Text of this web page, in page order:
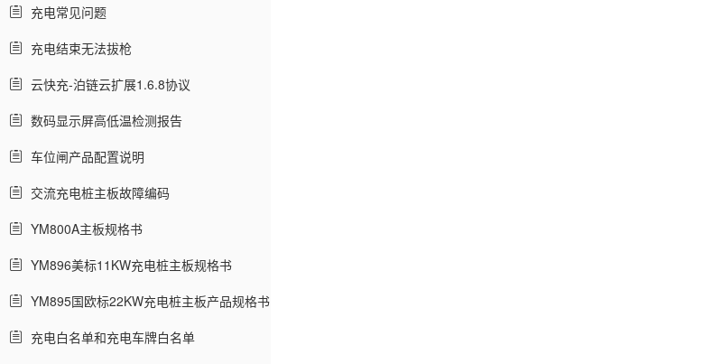
充电常见问题
充电结束无法拔枪
云快充-泊链云扩展1.6.8协议
数码显示屏高低温检测报告
车位闸产品配置说明
交流充电桩主板故障编码
YM800A主板规格书
YM896美标11KW充电桩主板规格书
YM895国欧标22KW充电桩主板产品规格书
充电白名单和充电车牌白名单